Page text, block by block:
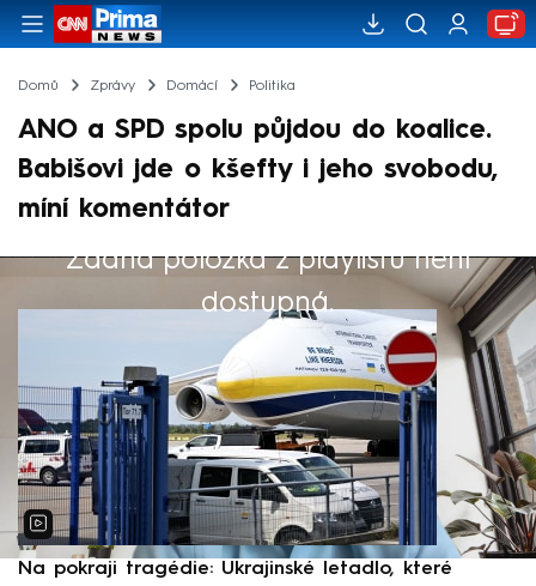
Domů Zprávy Domácí Politika
ANO a SPD spolu půjdou do koalice.
Babišovi jde o kšefty i jeho svobodu,
míní komentátor
Žádná položka z playlistu není
dostupná.
Výběr redakce
Na pokraji tragédie: Ukrajinské letadlo, které